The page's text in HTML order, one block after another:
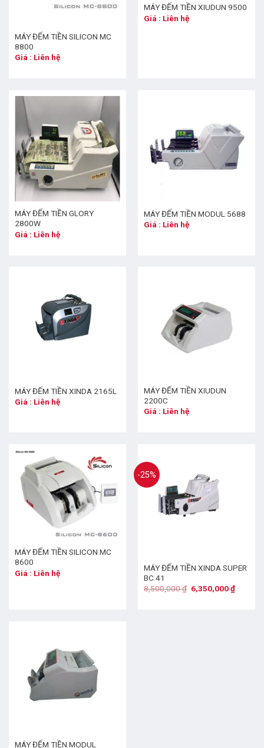
MÁY ĐẾM TIỀN SILICON MC
8800
Giá : Liên hệ
MÁY ĐẾM TIỀN XIUDUN 9500
Giá : Liên hệ
MÁY ĐẾM TIỀN GLORY
2800W
Giá : Liên hệ
MÁY ĐẾM TIỀN MODUL 5688
Giá : Liên hệ
MÁY ĐẾM TIỀN XINDA 2165L
Giá : Liên hệ
MÁY ĐẾM TIỀN XIUDUN
2200C
Giá : Liên hệ
MÁY ĐẾM TIỀN SILICON MC
8600
Giá : Liên hệ
-25%
MÁY ĐẾM TIỀN XINDA SUPER
BC 41
8,500,000₫ 6,350,000₫
MÁY ĐẾM TIỀN MODUL